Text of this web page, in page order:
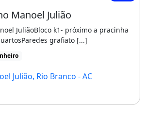
Manoel Julião
JuliãoBloco k1- próximo a pracinha
grafiato [...]
Julião, Rio Branco - AC